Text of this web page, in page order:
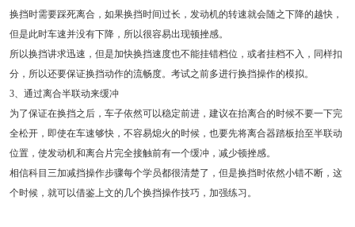
换挡时需要踩死离合，如果换挡时间过长，发动机的转速就会随之下降的越快，
但是此时车速并没有下降，所以很容易出现顿挫感。
所以换挡讲求迅速，但是加快换挡速度也不能挂错档位，或者挂档不入，同样扣
分，所以还要保证换挡动作的流畅度。考试之前多进行换挡操作的模拟。
3、通过离合半联动来缓冲
为了保证在换挡之后，车子依然可以稳定前进，建议在抬离合的时候不要一下完
全松开，即使在车速够快，不容易熄火的时候，也要先将离合器踏板抬至半联动
位置，使发动机和离合片完全接触前有一个缓冲，减少顿挫感。
相信科目三加减挡操作步骤每个学员都很清楚了，但是换挡时依然小错不断，这
个时候，就可以借鉴上文的几个换挡操作技巧，加强练习。